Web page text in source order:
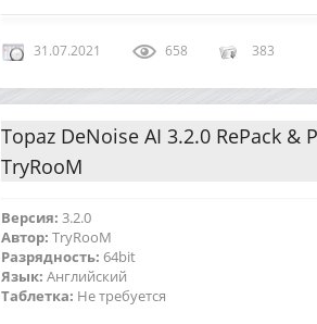
31.07.2021 658 383
Topaz DeNoise AI 3.2.0 RePack &
TryRooM
Версия: 3.2.0
Автор: TryRooM
Разрядность: 64bit
Язык: Английский
Таблетка: Не требуется